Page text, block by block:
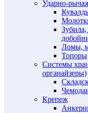
Ударно-
Ломы,
Топоры
Системы
органайзеры)
Крепеж